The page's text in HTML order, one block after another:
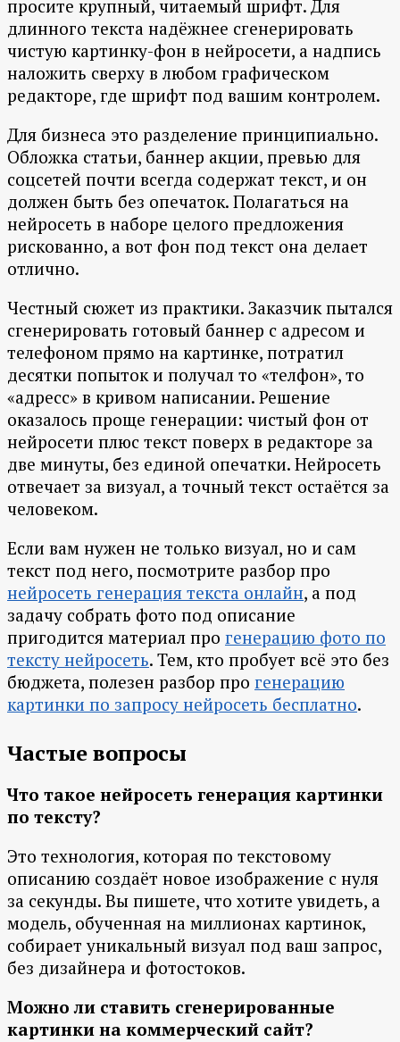
просите крупный, читаемый шрифт. Для
длинного текста надёжнее сгенерировать
чистую картинку-фон в нейросети, а надпись
наложить сверху в любом графическом
редакторе, где шрифт под вашим контролем.
Для бизнеса это разделение принципиально.
Обложка статьи, баннер акции, превью для
соцсетей почти всегда содержат текст, и он
должен быть без опечаток. Полагаться на
нейросеть в наборе целого предложения
рискованно, а вот фон под текст она делает
отлично.
Честный сюжет из практики. Заказчик пытался
сгенерировать готовый баннер с адресом и
телефоном прямо на картинке, потратил
десятки попыток и получал то «телфон», то
«адресс» в кривом написании. Решение
оказалось проще генерации: чистый фон от
нейросети плюс текст поверх в редакторе за
две минуты, без единой опечатки. Нейросеть
отвечает за визуал, а точный текст остаётся за
человеком.
Если вам нужен не только визуал, но и сам
текст под него, посмотрите разбор про
нейросеть генерация текста онлайн, а под
задачу собрать фото под описание
пригодится материал про генерацию фото по
тексту нейросеть. Тем, кто пробует всё это без
бюджета, полезен разбор про генерацию
картинки по запросу нейросеть бесплатно.
Частые вопросы
Что такое нейросеть генерация картинки
по тексту?
Это технология, которая по текстовому
описанию создаёт новое изображение с нуля
за секунды. Вы пишете, что хотите увидеть, а
модель, обученная на миллионах картинок,
собирает уникальный визуал под ваш запрос,
без дизайнера и фотостоков.
Можно ли ставить сгенерированные
картинки на коммерческий сайт?